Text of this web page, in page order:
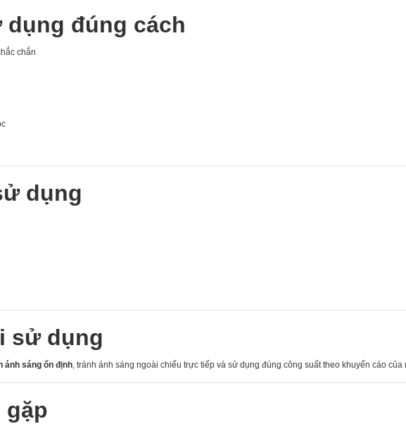
đúng cách
chắn
dụng
sử dụng
ánh sáng ổn định , tránh ánh sáng ngoài chiếu trực tiếp và sử dụng đúng công suất theo khuyến cáo của